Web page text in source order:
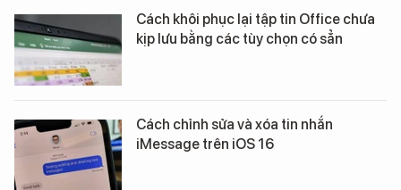
Cách khôi phục lại tập tin Office chưa
kịp lưu bằng các tùy chọn có sẳn
Cách chỉnh sửa và xóa tin nhắn
iMessage trên iOS 16